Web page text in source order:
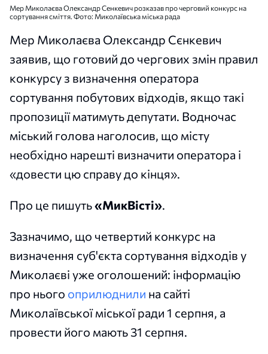
Мер Миколаєва Олександр Сенкевич розказав про черговий конкурс на
сортування сміття. Фото: Миколаївська міська рада
Мер Миколаєва Олександр Сєнкевич
заявив, що готовий до чергових змін правил
конкурсу з визначення оператора
сортування побутових відходів, якщо такі
пропозиції матимуть депутати. Водночас
міський голова наголосив, що місту
необхідно нарешті визначити оператора і
«довести цю справу до кінця».
Про це пишуть«МикВісті».
Зазначимо, що четвертий конкурс на
визначення суб'єкта сортування відходів у
Миколаєві уже оголошений: інформацію
про нього оприлюднили на сайті
Миколаївської міської ради 1 серпня, а
провести його мають 31 серпня.